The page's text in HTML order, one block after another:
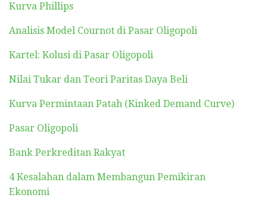
Kurva Phillips
Analisis Model Cournot di Pasar Oligopoli
Kartel: Kolusi di Pasar Oligopoli
Nilai Tukar dan Teori Paritas Daya Beli
Kurva Permintaan Patah (Kinked Demand Curve)
Pasar Oligopoli
Bank Perkreditan Rakyat
4 Kesalahan dalam Membangun Pemikiran
Ekonomi